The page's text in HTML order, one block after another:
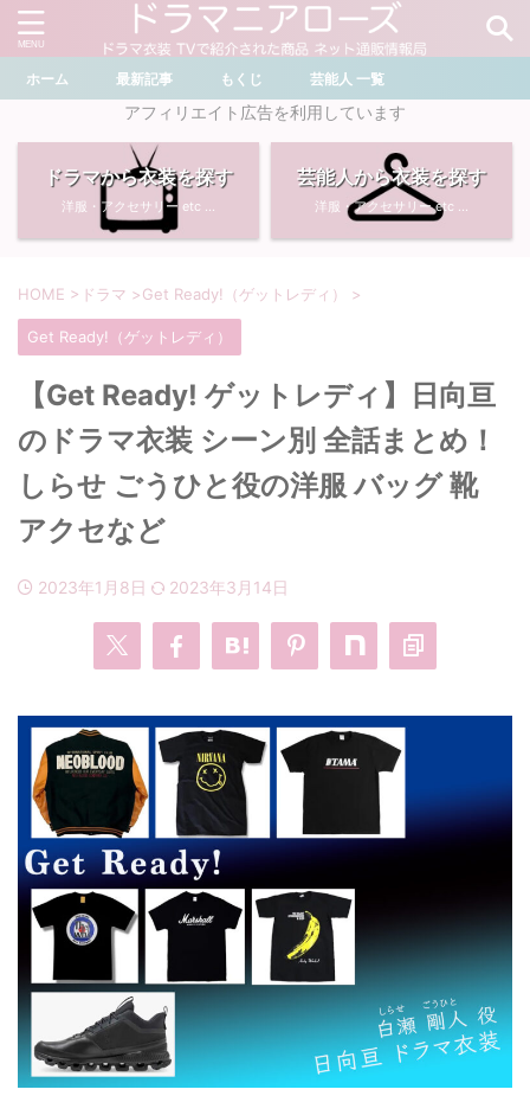
＼ ドラマ・芸能人を検索 ／
おすすめ検索ワード
川口春奈
・石原さとみ
・ 菜々緒
・堀田真由
多部未華子
・広瀬すず
・あのクズ
無能の鷹
・若草物語
・ 畑芽育
・ わたしの宝物
・ライオンの隠れ家
・
・バッグ
・腕時計
ホーム 最新記事 もくじ 芸能人 一覧
アフィリエイト広告を利用しています
ドラマから衣装を探す
洋服・アクセサリー etc ...
芸能人から衣装を探す
洋服・アクセサリー etc ...
HOME > ドラマ >Get Ready!（ゲットレディ） >
Get Ready!（ゲットレディ）
【Get Ready! ゲットレディ】日向亘
のドラマ衣装 シーン別 全話まとめ！
しらせ ごうひと役の洋服 バッグ 靴
アクセなど
2023年1月8日 2023年3月14日